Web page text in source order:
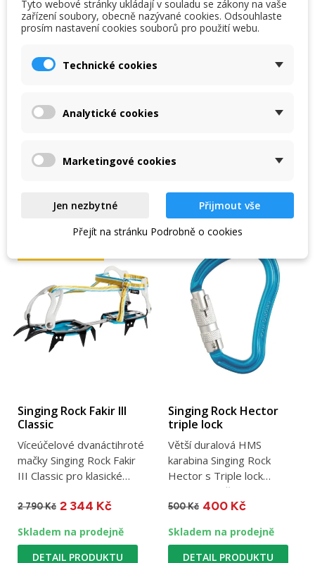
Singing Rock Steel
Ocelový spojovací a kotvící
Steel Lanyard 'I' 130 cm /
15 kN /
Skladem na prodejně
Singing Rock Steel
Ocelový spojovací a kotvící
Skladem na prodejně
Singing Rock Fakir III
Classic
Víceúčelové dvanáctihroté
mačky Singing Rock Fakir
III Classic pro klasické
2 790 Kč 2 344 Kč
Skladem na prodejně
DETAIL PRODUKTU
Singing Rock Hector
triple lock
Větší duralová HMS
karabina Singing Rock
Hector s Triple lock
pojistkou určená zejména
pro práci...
500 Kč 400 Kč
Skladem na prodejně
DETAIL PRODUKTU
Tyto webové stránky ukládají v souladu se zákony na vaše
zařízení soubory, obecně nazývané cookies. Odsouhlaste
prosím nastavení cookies souborů pro použití webu.
Technické cookies
Analytické cookies
Marketingové cookies
Jen nezbytné
Přijmout vše
Přejít na stránku Podrobně o cookies